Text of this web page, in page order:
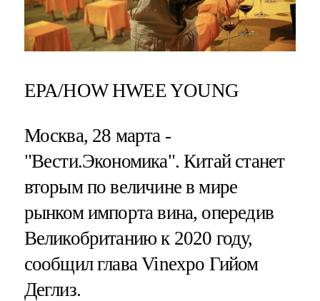
EPA/HOW HWEE YOUNG
Москва, 28 марта -
"Вести.Экономика".Китай станет
вторым по величине в мире
рынком импорта вина, опередив
Великобританию к 2020 году,
сообщил глава Vinexpo Гийом
Деглиз.